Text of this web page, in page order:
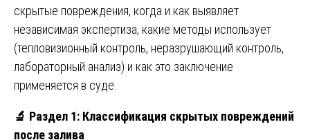
скрытые повреждения, когда и как выявляет
независимая экспертиза, какие методы использует
(тепловизионный контроль, неразрушающий контроль,
лабораторный анализ) и как это заключение
применяется в суде.
🔬 Раздел 1: Классификация скрытых повреждений
после залива